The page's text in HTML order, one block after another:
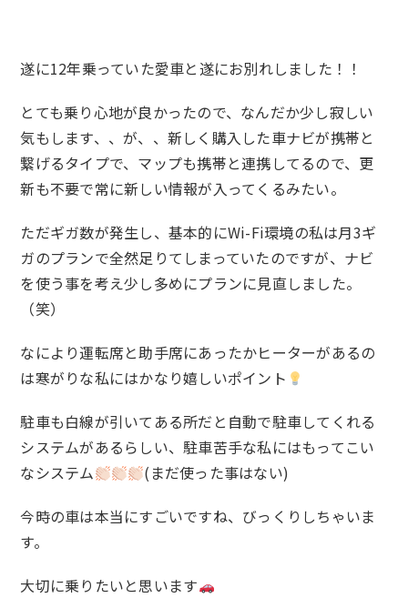
遂に12年乗っていた愛車と遂にお別れしました！！
とても乗り心地が良かったので、なんだか少し寂しい
気もします、、が、、新しく購入した車ナビが携帯と
繋げるタイプで、マップも携帯と連携してるので、更
新も不要で常に新しい情報が入ってくるみたい。
ただギガ数が発生し、基本的にWi-Fi環境の私は月3ギ
ガのプランで全然足りてしまっていたのですが、ナビ
を使う事を考え少し多めにプランに見直しました。
（笑）
なにより運転席と助手席にあったかヒーターがあるの
は寒がりな私にはかなり嬉しいポイント
駐車も白線が引いてある所だと自動で駐車してくれる
システムがあるらしい、駐車苦手な私にはもってこい
なシステム
(まだ使った事はない)
今時の車は本当にすごいですね、びっくりしちゃいま
す。
大切に乗りたいと思います